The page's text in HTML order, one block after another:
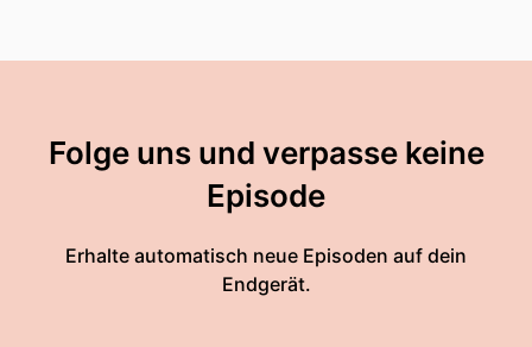
Folge uns und verpasse keine
Episode
Erhalte automatisch neue Episoden auf dein
Endgerät.